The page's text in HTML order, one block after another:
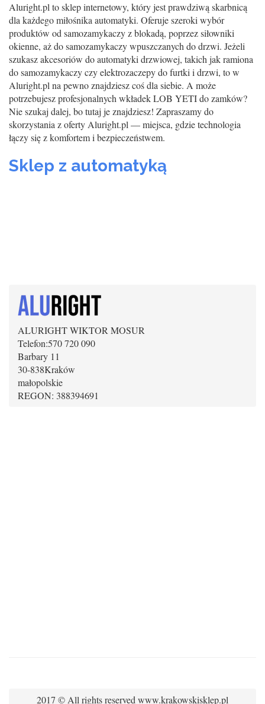
Aluright.pl to sklep internetowy, który jest prawdziwą skarbnicą
dla każdego miłośnika automatyki. Oferuje szeroki wybór
produktów od samozamykaczy z blokadą, poprzez siłowniki
okienne, aż do samozamykaczy wpuszczanych do drzwi. Jeżeli
szukasz akcesoriów do automatyki drzwiowej, takich jak ramiona
do samozamykaczy czy elektrozaczepy do furtki i drzwi, to w
Aluright.pl na pewno znajdziesz coś dla siebie. A może
potrzebujesz profesjonalnych wkładek LOB YETI do zamków?
Nie szukaj dalej, bo tutaj je znajdziesz! Zapraszamy do
skorzystania z oferty Aluright.pl — miejsca, gdzie technologia
łączy się z komfortem i bezpieczeństwem.
Sklep z automatyką
ALURIGHT WIKTOR MOSUR
Telefon:570 720 090
Barbary 11
30-838Kraków
małopolskie
REGON: 388394691
2017 © All rights reserved www.krakowskisklep.pl